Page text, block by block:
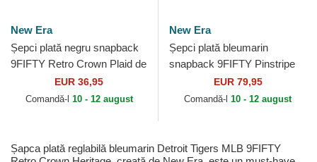
New Era
Șepci plată negru snapback
9FIFTY Retro Crown Plaid de
Detroit Tigers MLB de New
Era
EUR 36,95
Comandă-l 10 - 12 august
New Era
Șepci plată bleumarin
snapback 9FIFTY Pinstripe
Visor Clip de Detroit Tigers
MLB de New Era
EUR 79,95
Comandă-l 10 - 12 august
Șapca plată reglabilă bleumarin Detroit Tigers MLB 9FIFTY